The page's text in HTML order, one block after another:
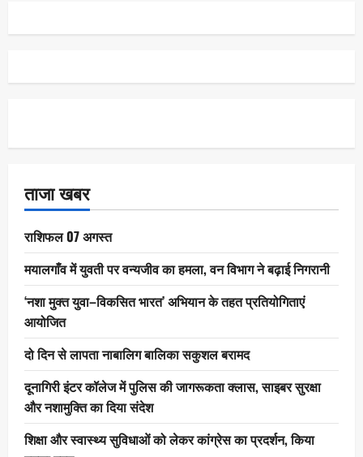
ताजा खबर
राशिफल 07 अगस्त
मयालगाँव में युवती पर वन्यजीव का हमला, वन विभाग ने बढ़ाई निगरानी
‘नशा मुक्त युवा–विकसित भारत’ अभियान के तहत प्रतियोगिताएं
आयोजित
दो दिन से लापता नाबालिग बालिका सकुशल बरामद
दूनागिरी इंटर कॉलेज में पुलिस की जागरूकता क्लास, साइबर सुरक्षा
और नशामुक्ति का दिया संदेश
शिक्षा और स्वास्थ्य सुविधाओं को लेकर कांग्रेस का प्रदर्शन, किया